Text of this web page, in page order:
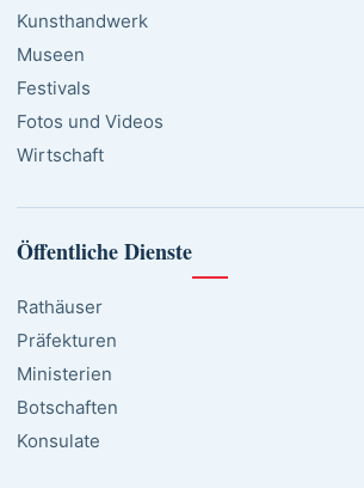
Kunsthandwerk
Museen
Festivals
Fotos und Videos
Wirtschaft
Öffentliche Dienste
Rathäuser
Präfekturen
Ministerien
Botschaften
Konsulate